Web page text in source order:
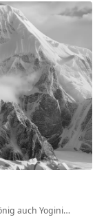
auch Yogini…